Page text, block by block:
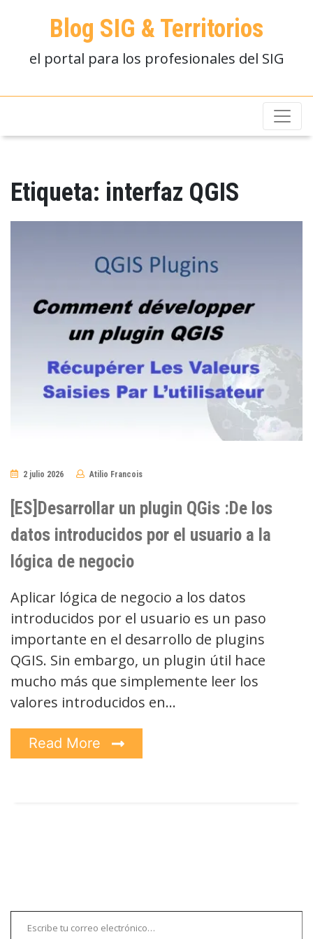
Blog SIG & Territorios
el portal para los profesionales del SIG
Etiqueta: interfaz QGIS
2 julio 2026 Atilio Francois
[ES]Desarrollar un plugin QGis :De los
datos introducidos por el usuario a la
lógica de negocio
Aplicar lógica de negocio a los datos
introducidos por el usuario es un paso
importante en el desarrollo de plugins
QGIS. Sin embargo, un plugin útil hace
mucho más que simplemente leer los
valores introducidos en…
Read More
Escribe tu correo electrónico…